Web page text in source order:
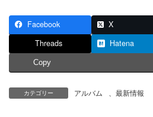
Facebook X
Threads
Hatena
Copy
カテゴリー アルバム 、 最新情報